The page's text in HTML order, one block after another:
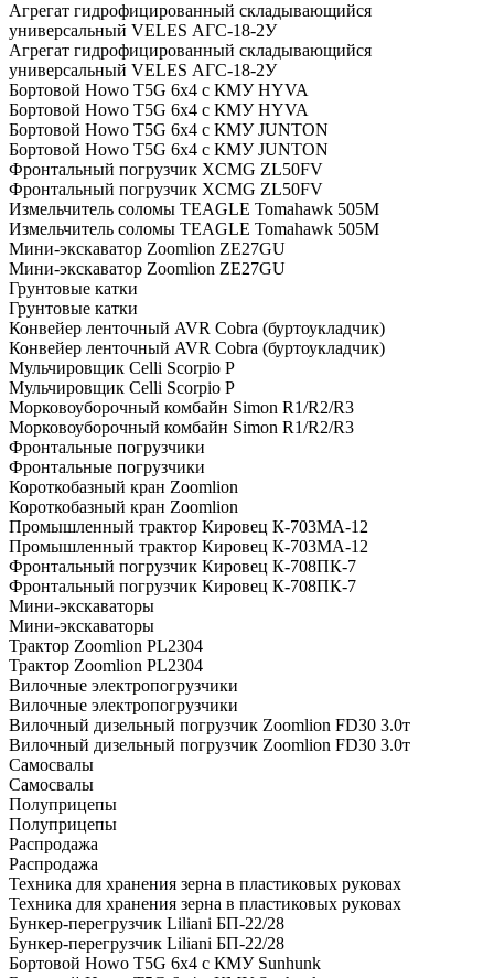
Агрегат гидрофицированный складывающийся
универсальный VELES АГС-18-2У
Агрегат гидрофицированный складывающийся
универсальный VELES АГС-18-2У
Бортовой Howo T5G 6x4 с КМУ HYVA
Бортовой Howo T5G 6x4 с КМУ HYVA
Бортовой Howo T5G 6x4 с КМУ JUNTON
Бортовой Howo T5G 6x4 с КМУ JUNTON
Фронтальный погрузчик XCMG ZL50FV
Фронтальный погрузчик XCMG ZL50FV
Измельчитель соломы TEAGLE Tomahawk 505M
Измельчитель соломы TEAGLE Tomahawk 505M
Мини-экскаватор Zoomlion ZE27GU
Мини-экскаватор Zoomlion ZE27GU
Грунтовые катки
Грунтовые катки
Конвейер ленточный AVR Cobra (буртоукладчик)
Конвейер ленточный AVR Cobra (буртоукладчик)
Мульчировщик Celli Scorpio P
Мульчировщик Celli Scorpio P
Морковоуборочный комбайн Simon R1/R2/R3
Морковоуборочный комбайн Simon R1/R2/R3
Фронтальные погрузчики
Фронтальные погрузчики
Короткобазный кран Zoomlion
Короткобазный кран Zoomlion
Промышленный трактор Кировец К-703МА-12
Промышленный трактор Кировец К-703МА-12
Фронтальный погрузчик Кировец К-708ПК-7
Фронтальный погрузчик Кировец К-708ПК-7
Мини-экскаваторы
Мини-экскаваторы
Трактор Zoomlion PL2304
Трактор Zoomlion PL2304
Вилочные электропогрузчики
Вилочные электропогрузчики
Вилочный дизельный погрузчик Zoomlion FD30 3.0т
Вилочный дизельный погрузчик Zoomlion FD30 3.0т
Самосвалы
Самосвалы
Полуприцепы
Полуприцепы
Распродажа
Распродажа
Техника для хранения зерна в пластиковых руковах
Техника для хранения зерна в пластиковых руковах
Бункер-перегрузчик Liliani БП-22/28
Бункер-перегрузчик Liliani БП-22/28
Бортовой Howo T5G 6х4 c КМУ Sunhunk